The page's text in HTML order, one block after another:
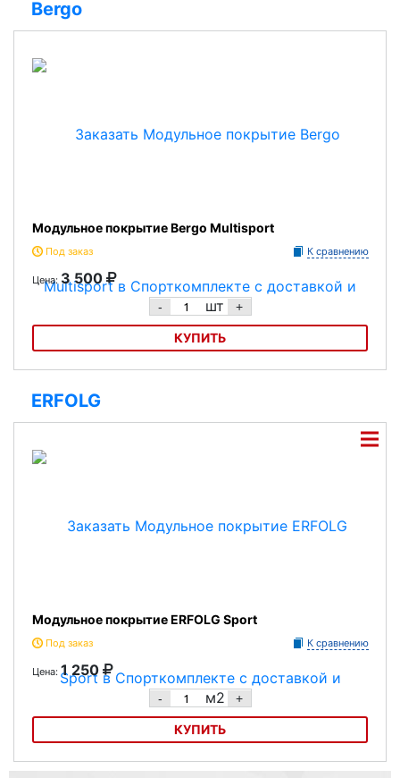
Bergo
Модульное покрытие Bergo Multisport
Под заказ К сравнению
Цена: 3 500
- шт +
КУПИТЬ
ERFOLG
Модульное покрытие ERFOLG Sport
Под заказ К сравнению
Цена: 1 250
- м2 +
КУПИТЬ